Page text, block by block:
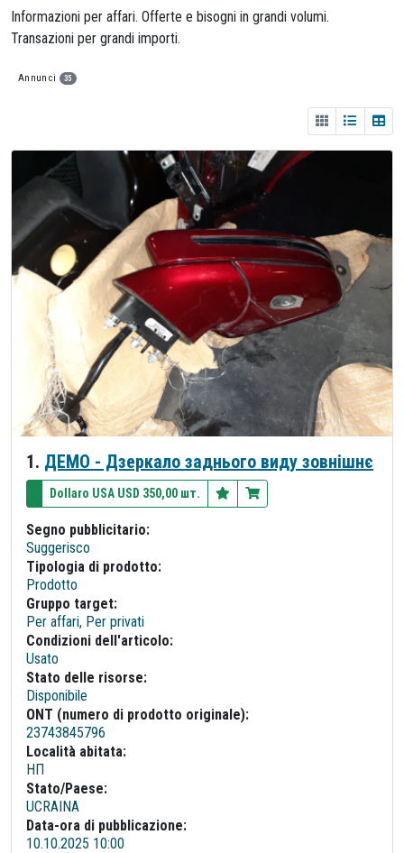
Informazioni per affari. Offerte e bisogni in grandi volumi.
Transazioni per grandi importi.
Annunci 35
1. ДЕМО - Дзеркало заднього виду зовнішнє
Dollaro USA USD 350,00 шт.
Segno pubblicitario:
Suggerisco
Tipologia di prodotto:
Prodotto
Gruppo target:
Per affari, Per privati
Condizioni dell'articolo:
Usato
Stato delle risorse:
Disponibile
ONT (numero di prodotto originale):
23743845796
Località abitata:
НП
Stato/Paese:
UCRAINA
Data-ora di pubblicazione:
10.10.2025 10:00